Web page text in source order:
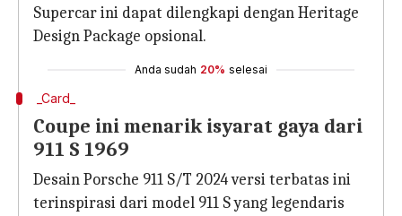
Supercar ini dapat dilengkapi dengan Heritage
Design Package opsional.
Anda sudah 20% selesai
_Card_
Coupe ini menarik isyarat gaya dari
911 S 1969
Desain Porsche 911 S/T 2024 versi terbatas ini
terinspirasi dari model 911 S yang legendaris